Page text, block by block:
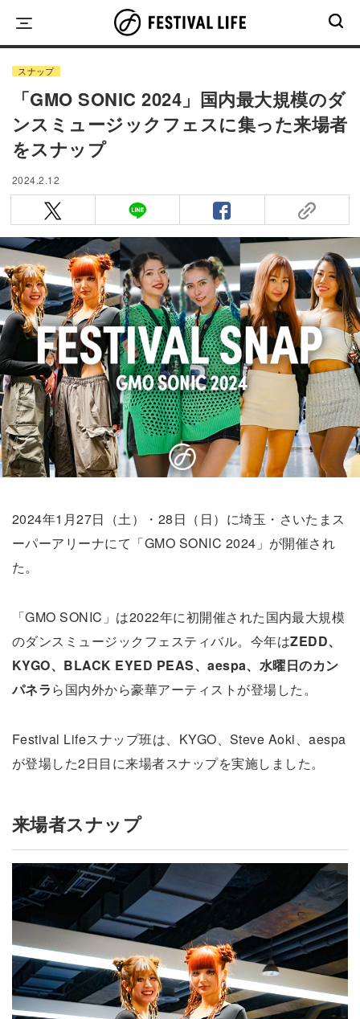
content
スナップ
「GMO SONIC 2024」国内最大規模のダ
ンスミュージックフェスに集った来場者
をスナップ
2024.2.12
2024年1月27日（土）・28日（日）に埼玉・さいたまス
ーパーアリーナにて「GMO SONIC 2024」が開催され
た。
「GMO SONIC」は2022年に初開催された国内最大規模
のダンスミュージックフェスティバル。今年はZEDD、
KYGO、BLACK EYED PEAS、aespa、水曜日のカン
パネラら国内外から豪華アーティストが登場した。
Festival Lifeスナップ班は、KYGO、Steve Aoki、aespa
が登場した2日目に来場者スナップを実施しました。
来場者スナップ